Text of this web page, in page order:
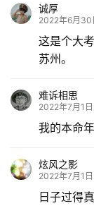
诚厚
2022年6月30
这是个大
苏州。
难诉相思
2022年7月1
我的本命
炫风之影
2022年7月1
日子过得真